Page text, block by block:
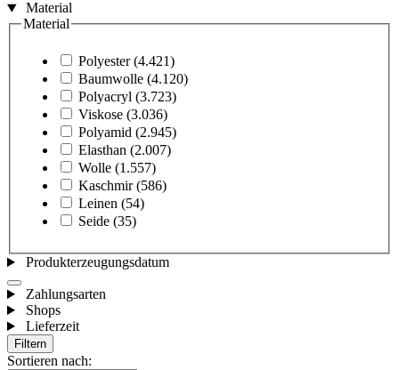
Material
Material
Polyester (4.421)
Baumwolle (4.120)
Polyacryl (3.723)
Viskose (3.036)
Polyamid (2.945)
Elasthan (2.007)
Wolle (1.557)
Kaschmir (586)
Leinen (54)
Seide (35)
Produkterzeugungsdatum
Zahlungsarten
Shops
Lieferzeit
Filtern
Sortieren nach: